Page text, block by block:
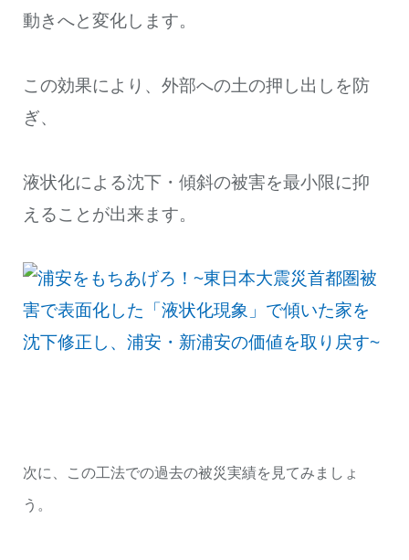
動きへと変化します。
この効果により、外部への土の押し出しを防
ぎ、
液状化による沈下・傾斜の被害を最小限に抑
えることが出来ます。
次に、この工法での過去の被災実績を見てみましょ
う。